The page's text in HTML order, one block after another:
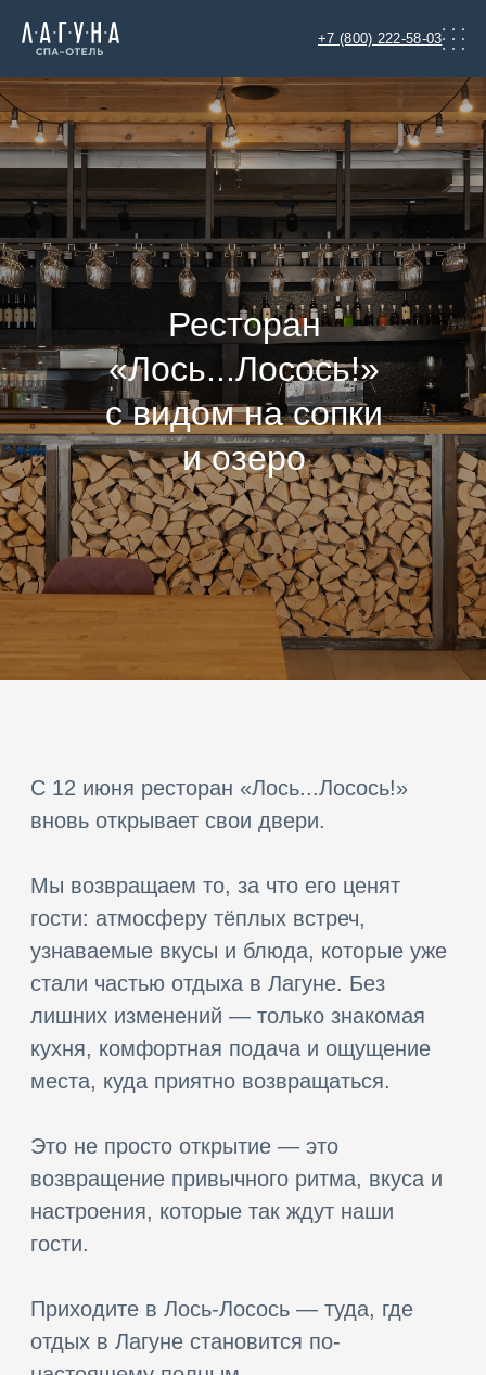
+7 (800) 222-58-03
Ресторан
«Лось...Лосось!»
с видом на сопки
и озеро
С 12 июня ресторан «Лось...Лосось!»
вновь открывает свои двери.
Мы возвращаем то, за что его ценят
гости: атмосферу тёплых встреч,
узнаваемые вкусы и блюда, которые уже
Это не просто открытие — это
гости.
Приходите в Лось-Лосось — туда, где
отдых в Лагуне становится по-
настоящему полным.
К КОМУ ОБРАТИТЬСЯ
к бармену на кассе
РЕЖИМ РАБОТЫ